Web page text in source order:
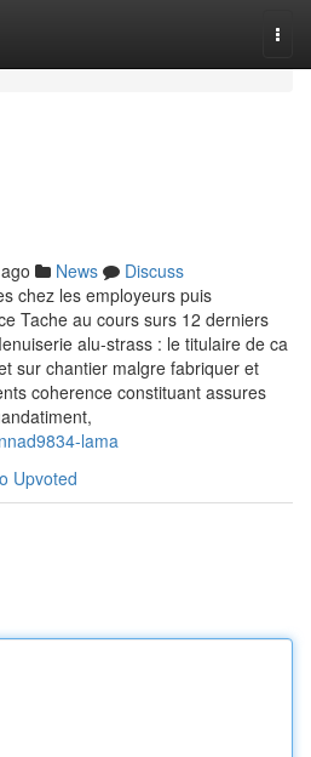
News
Discuss
chez les employeurs puis
Tache au cours surs 12 derniers
alu-strass : le titulaire de ca
sur chantier malgre fabriquer et
coherence constituant assures
lama
Upvoted